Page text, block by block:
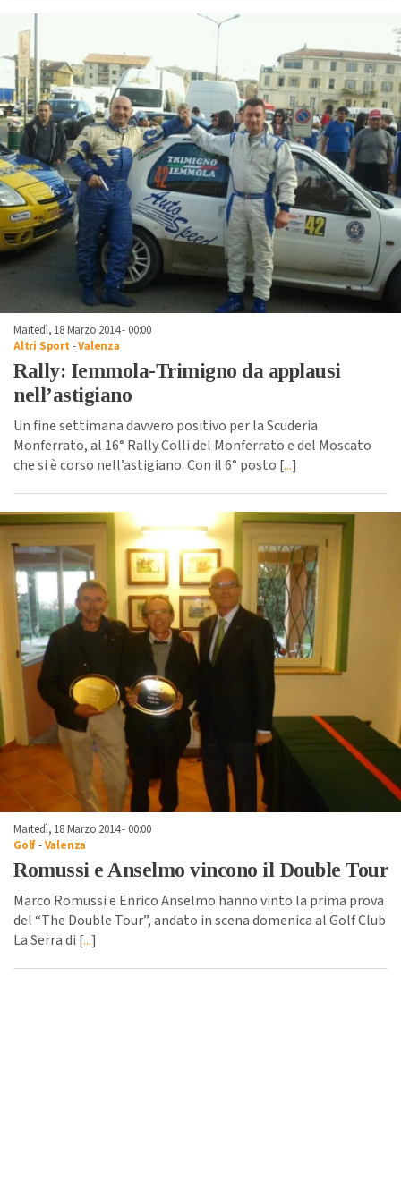
Martedì, 18 Marzo 2014 - 00:00
Altri Sport -Valenza
Rally: Iemmola-Trimigno da applausi
nell’astigiano
Un fine settimana davvero positivo per la Scuderia
Monferrato, al 16° Rally Colli del Monferrato e del Moscato
che si è corso nell’astigiano. Con il 6° posto [...]
Martedì, 18 Marzo 2014 - 00:00
Golf-Valenza
Romussi e Anselmo vincono il Double Tour
Marco Romussi e Enrico Anselmo hanno vinto la prima prova
del “The Double Tour”, andato in scena domenica al Golf Club
La Serra di [...]